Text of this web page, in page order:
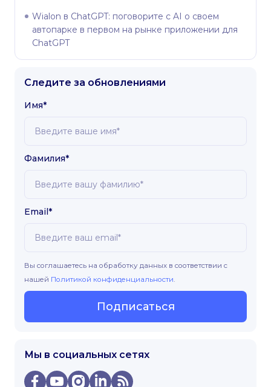
Wialon в ChatGPT: поговорите с AI о своем
автопарке в первом на рынке приложении для
ChatGPT
Следите за обновлениями
Имя*
Фамилия*
Email*
Вы соглашаетесь на обработку данных в соответствии с
нашей Политикой конфиденциальности.
Подписаться
Мы в социальных сетях